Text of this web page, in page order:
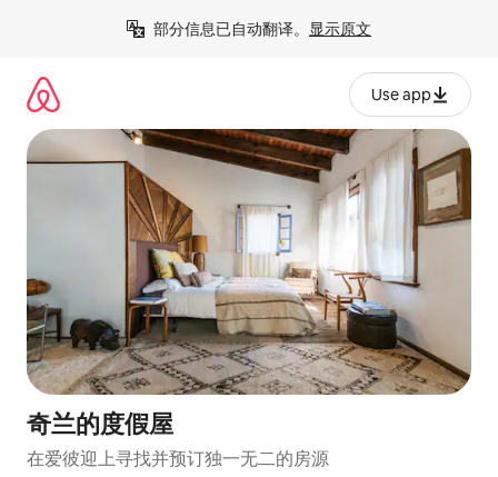
部分信息已自动翻译。 显示原文
Use app
奇兰的度假屋
在爱彼迎上寻找并预订独一无二的房源